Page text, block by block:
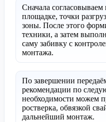
Сначала
площадке, точки
зоны. После этого
техники, а затем
саму забивку с
монтажа.
По завершении
рекомендации по
необходимости можем
ростверка, обвязкой
дальнейший монтаж.